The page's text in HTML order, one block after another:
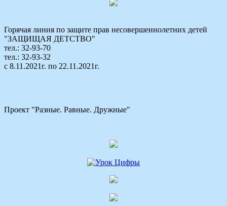
Горячая линия по защите прав несовершеннолетних детей
"ЗАЩИЩАЯ ДЕТСТВО"
тел.: 32-93-70
тел.: 32-93-32
с 8.11.2021г. по 22.11.2021г.
Проект "Разные. Равные. Дружные"